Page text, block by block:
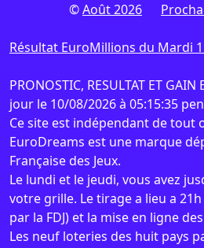
©Août 2026
Résultat EuroMillions du Mardi
PRONOSTIC, RESULTAT ET
jour le 10/08/2026 à 05:15:35
Ce site est indépendant de tout
EuroDreams est une marque
Française des Jeux.
Le lundi et le jeudi, vous avez
votre grille. Le tirage a lieu a
par la FDJ) et la mise en ligne
Les neuf loteries des huit pays